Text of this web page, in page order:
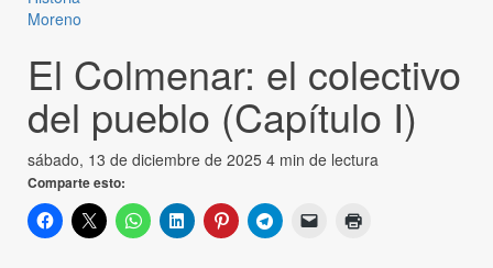
Moreno
El Colmenar: el colectivo
del pueblo (Capítulo I)
sábado, 13 de diciembre de 2025 4 min de lectura
Comparte esto: